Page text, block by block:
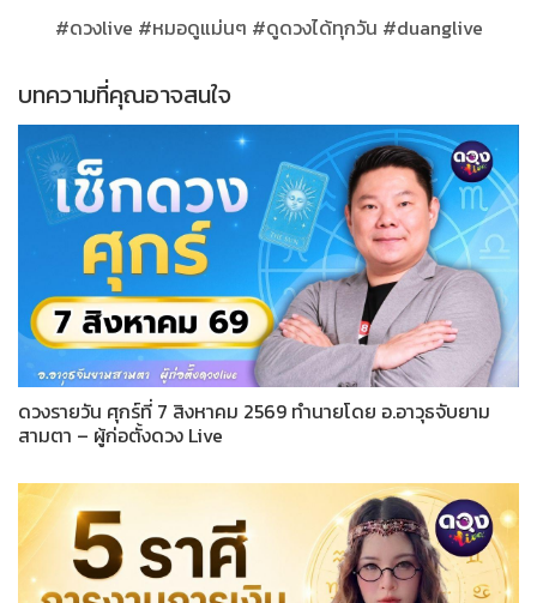
#ดวงlive #หมอดูแม่นๆ #ดูดวงได้ทุกวัน #duanglive
บทความที่คุณอาจสนใจ
ดวงรายวัน ศุกร์ที่ 7 สิงหาคม 2569 ทำนายโดย อ.อาวุธจับยาม
สามตา – ผู้ก่อตั้งดวง Live